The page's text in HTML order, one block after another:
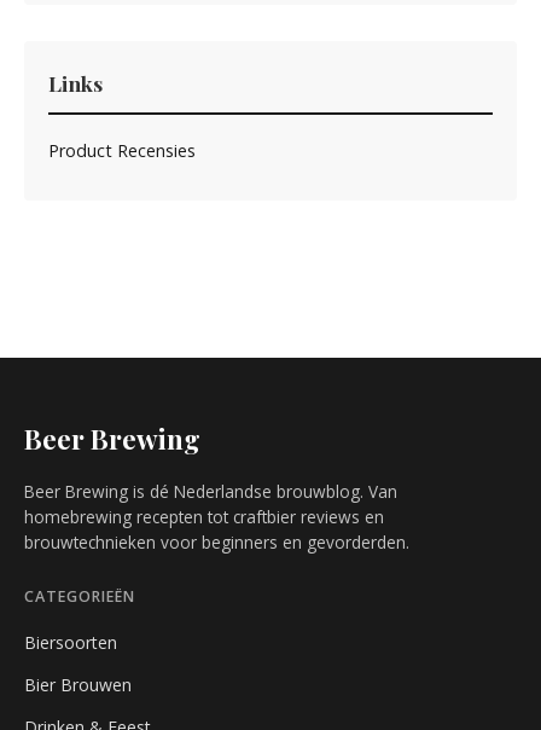
Links
Product Recensies
Beer Brewing
Beer Brewing is dé Nederlandse brouwblog. Van
homebrewing recepten tot craftbier reviews en
brouwtechnieken voor beginners en gevorderden.
CATEGORIEËN
Biersoorten
Bier Brouwen